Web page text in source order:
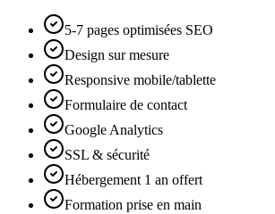
5-7 pages optimisées SEO
Design sur mesure
Responsive mobile/tablette
Formulaire de contact
Google Analytics
SSL & sécurité
Hébergement 1 an offert
Formation prise en main